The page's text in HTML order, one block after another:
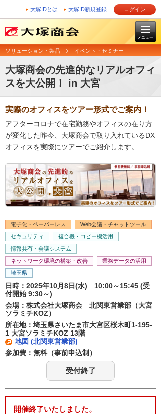
大塚IDとは 大塚ID新規登録 ログイン
メニュー
ソリューション・製品 イベント・セミナー
大塚商会の先進的なリアルオフィ
スを大公開！ in 大宮
実際のオフィスをツアー形式でご案内！
アフターコロナで在宅勤務やオフィスの在り方
が変化した昨今、大塚商会で取り入れているDX
オフィスを実際にツアーでご紹介します。
電子化・ペーパーレス
Web会議・チャットツール
セキュリティ
複合機・コピー機活用
情報共有・会議システム
ネットワーク環境の構築・改善
業務データの活用
埼玉県
日時：2025年10月8日(水) 10:00～15:45 (受
付開始 9:30～)
会場：株式会社大塚商会 北関東営業部（大宮
ソラミチKOZ）
所在地：埼玉県さいたま市大宮区桜木町1-195-
1 大宮ソラミチKOZ 13階
地図 (北関東営業部)
参加費：無料（事前申込制）
受付終了
開催終了いたしました。